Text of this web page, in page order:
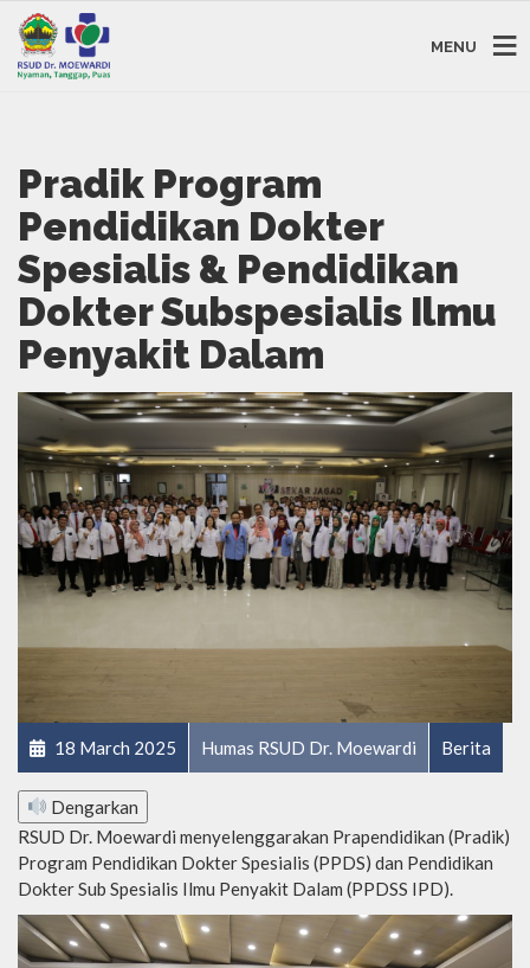
MENU
Pradik Program
Pendidikan Dokter
Spesialis & Pendidikan
Dokter Subspesialis Ilmu
Penyakit Dalam
18 March 2025 Humas RSUD Dr. Moewardi Berita
Dengarkan
RSUD Dr. Moewardi menyelenggarakan Prapendidikan (Pradik)
Program Pendidikan Dokter Spesialis (PPDS) dan Pendidikan
Dokter Sub Spesialis Ilmu Penyakit Dalam (PPDSS IPD).